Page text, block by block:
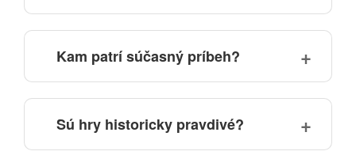
Kam patrí súčasný príbeh?
Sú hry historicky pravdivé?